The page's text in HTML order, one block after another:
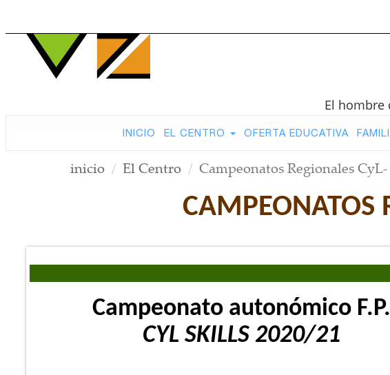
El hombre
INICIO EL CENTRO OFERTA EDUCATIVA
inicio El Centro Campeonatos Regionales
CAMPEONATOS
Campeonato autonómico F.P.
CYL SKILLS 2020/21